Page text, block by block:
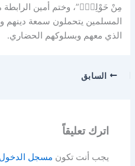
مِنْ حَوْلِكَۖ”، وختم أمين الرابطة
المسلمين يتحملون سمعة دينهم
الذي معهم وبسلوكهم الحضاري.
السابق
اترك تعليقاً
يجب أنت تكون مسجل الدخول